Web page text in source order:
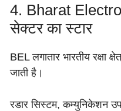
4. Bharat
सेक्टर का स्टार
BEL लगातार भारतीय रक्षा
जाती है।
रडार सिस्टम, कम्युनिकेशन